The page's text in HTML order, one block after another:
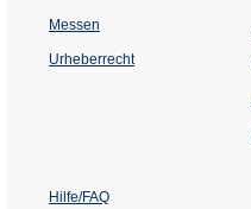
Messen
Urheberrecht
Hilfe/FAQ